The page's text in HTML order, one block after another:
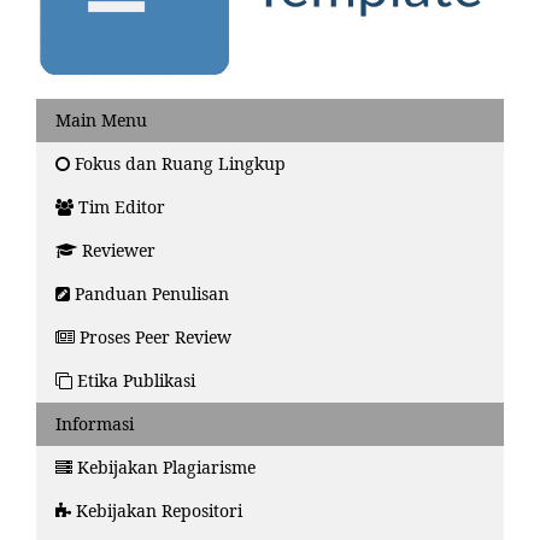
Main Menu
Fokus dan Ruang Lingkup
Tim Editor
Reviewer
Panduan Penulisan
Proses Peer Review
Etika Publikasi
Informasi
Kebijakan Plagiarisme
Kebijakan Repositori